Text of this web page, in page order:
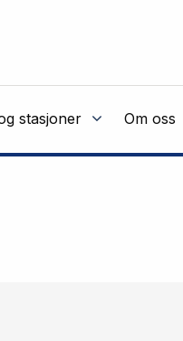
stasjoner Om oss